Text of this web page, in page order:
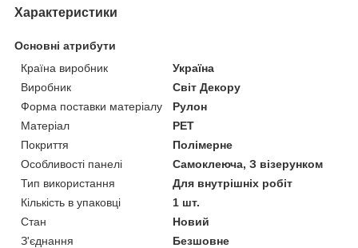
Характеристики
Основні атрибути
Країна виробник
Україна
Виробник
Світ Декору
Форма поставки матеріалу
Рулон
Матеріал
PET
Покриття
Полімерне
Особливості панелі
Самоклеюча, З візерунком
Тип використання
Для внутрішніх робіт
Кількість в упаковці
1 шт.
Стан
Новий
З'єднання
Безшовне